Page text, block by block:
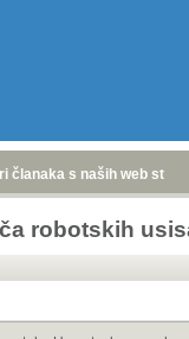
članaka s naših web
robotskih